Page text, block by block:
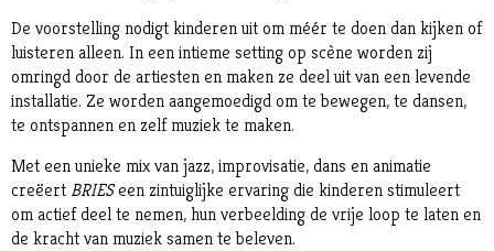
De voorstelling nodigt kinderen uit om méér te doen dan kijken of
luisteren alleen. In een intieme setting op scène worden zij
omringd door de artiesten en maken ze deel uit van een levende
installatie. Ze worden aangemoedigd om te bewegen, te dansen,
te ontspannen en zelf muziek te maken.
Met een unieke mix van jazz, improvisatie, dans en animatie
creëert BRIESeen zintuiglijke ervaring die kinderen stimuleert
om actief deel te nemen, hun verbeelding de vrije loop te laten en
de kracht van muziek samen te beleven.